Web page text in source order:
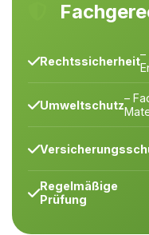
Rechtssicherheit–
Umweltschutz–
Regelmäßige
Prüfung